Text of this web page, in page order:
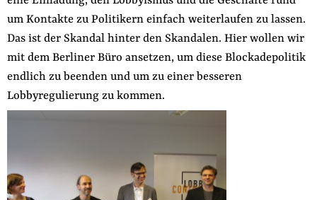
um Kontakte zu Politikern einfach weiterlaufen zu lassen.
Das ist der Skandal hinter den Skandalen. Hier wollen wir
mit dem Berliner Büro ansetzen, um diese Blockadepolitik
endlich zu beenden und um zu einer besseren
Lobbyregulierung zu kommen.